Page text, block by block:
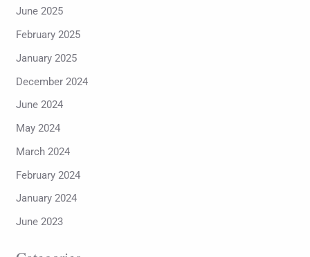
June 2025
February 2025
January 2025
December 2024
June 2024
May 2024
March 2024
February 2024
January 2024
June 2023